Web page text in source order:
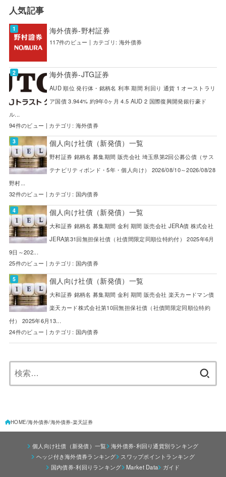
人気記事
海外債券-野村証券
117件のビュー | カテゴリ: 海外債券
海外債券-JTG証券
AUD 順位 発行体・銘柄名 利率 期間 利回り 通貨 1 オーストラリ
ア国債 3.944% 約9年0ヶ月 4.5 AUD 2 国際復興開発銀行豪ド
ル...
94件のビュー | カテゴリ: 海外債券
個人向け社債（新発債）一覧
野村証券 銘柄名 募集期間 販売会社 埼玉県第2回公募公債（サス
テナビリティボンド・5年・個人向け） 2026/08/10～2026/08/28
野村...
32件のビュー | カテゴリ: 国内債券
個人向け社債（新発債）一覧
大和証券 銘柄名 募集期間 金利 期間 販売会社 JERA債 株式会社
JERA第31回無担保社債（社債間限定同順位特約付） 2025年6月
9日～202...
25件のビュー | カテゴリ: 国内債券
個人向け社債（新発債）一覧
大和証券 銘柄名 募集期間 金利 期間 販売会社 楽天カードマン債
楽天カード株式会社第10回無担保社債（社債間限定同順位特約
付） 2025年6月13...
24件のビュー | カテゴリ: 国内債券
HOME 海外債券 海外債券-楽天証券
個人向け社債（新発債）一覧
海外債券-利回り通貨別ランキング
ヘッジ付き海外債券ランキング
スワップポイントランキング
国内債券-利回りランキング
Market Data ガイド